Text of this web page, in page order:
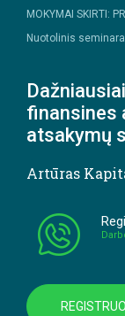
MOKYMAI SKIRTI:
Nuotolinis
finansines
atsakymų
Artūras